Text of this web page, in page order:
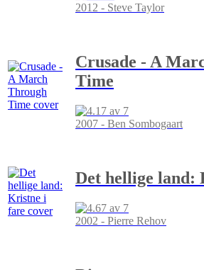
2012 - Steve Taylor
Crusade - A
Time
2007 - Ben Sombogaart
Det hellige land:
2002 - Pierre Rehov